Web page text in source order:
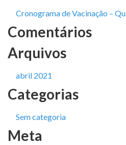
Cronograma de Vacinação –
Comentários
Arquivos
abril 2021
Categorias
Sem categoria
Meta